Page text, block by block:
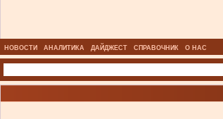
НОВОСТИ АНАЛИТИКА ДАЙДЖЕСТ СПРАВОЧНИК О НАС